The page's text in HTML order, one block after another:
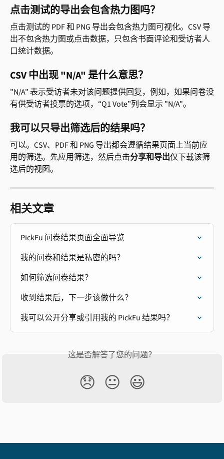
点击测试的导出会包含热力图吗？
点击测试的 PDF 和 PNG 导出会包含热力图可视化。CSV 导
出不包含热力图或点击数据，只包含书面评论和受访者人
口统计数据。
CSV 中出现 "N/A" 是什么意思？
"N/A" 表示受访者未对该问题提供回复，例如，如果问卷没
有供受访者投票的选项，“Q1 Vote”列会显示 "N/A"。
我可以只导出筛选后的结果吗？
可以。CSV、PDF 和 PNG 导出都会遵循结果页面上当前应
用的筛选。先应用筛选，然后点击分享和导出仅下载该筛
选后的视图。
相关文章
PickFu 问卷结果页面全面导览
我的问卷和结果是私密的吗？
如何筛选问卷结果？
收到结果后，下一步该做什么？
我可以公开分享或引用我的 PickFu 结果吗？
这是否解答了您的问题？
😞 😐 😃